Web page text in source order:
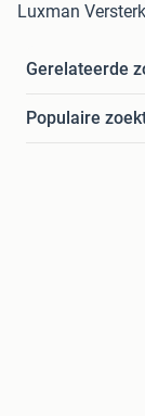
Luxman
Gerelateerde
Populaire